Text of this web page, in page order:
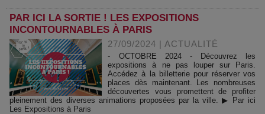
PAR ICI LA SORTIE ! LES EXPOSITIONS
INCONTOURNABLES À PARIS
27/09/2024 | ACTUALITÉ
- OCTOBRE 2024 - Découvrez les
expositions à ne pas louper sur Paris.
Accédez à la billetterie pour réserver vos
places dès maintenant. Les nombreuses
découvertes vous promettent de profiter
pleinement des diverses animations proposées par la ville. ▶ Par ici
Les Expositions à Paris